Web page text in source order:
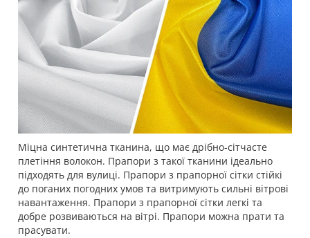
Міцна синтетична тканина, що має дрібно-сітчасте
плетіння волокон. Прапори з такої тканини ідеально
підходять для вулиці. Прапори з прапорної сітки стійкі
до поганих погодних умов та витримують сильні вітрові
навантаження. Прапори з прапорної сітки легкі та
добре розвиваються на вітрі. Прапори можна прати та
прасувати.